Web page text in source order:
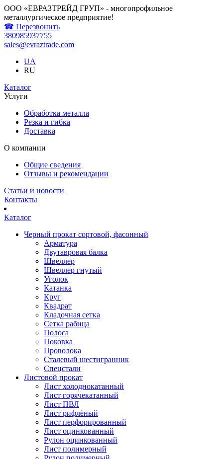
ООО «ЕВРАЗТРЕЙД ГРУП» - многопрофильное
металлургическое предприятие!
☎ Перезвонить
380985937755
sales@evraztrade.com
UA
RU
Каталог
Услуги
Обработка металла
Резка и гибка
Доставка
О компании
Общие сведения
Отзывы и рекомендации
Статьи и новости
Контакты
Каталог
Черный прокат сортовой, фасонный
Арматура
Двутавровая балка
Швеллер
Швеллер гнутый
Уголок
Катанка
Круг
Квадрат
Кладочная сетка
Сетка рабица
Полоса
Поковка
Проволока
Сталевый шестигранник
Спецстали
Листовой прокат
Лист холоднокатанный
Лист горячекатанный
Лист ПВЛ
Лист рифлёный
Лист перфорированный
Лист оцинкованный
Рулон оцинкованный
Лист полимерный